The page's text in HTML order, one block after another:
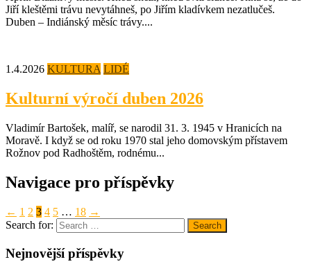
Jiří kleštěmi trávu nevytáhneš, po Jiřím kladívkem nezatlučeš.
Duben – Indiánský měsíc trávy....
1.4.2026 KULTURA LIDÉ
Kulturní výročí duben 2026
Vladimír Bartošek, malíř, se narodil 31. 3. 1945 v Hranicích na
Moravě. I když se od roku 1970 stal jeho domovským přístavem
Rožnov pod Radhoštěm, rodnému...
Navigace pro příspěvky
← 1 2 3 4 5 … 18 →
Search for:
Search
Nejnovější příspěvky